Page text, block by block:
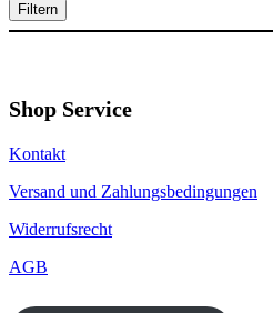
Filtern
Shop Service
Kontakt
Versand und Zahlungsbedingungen
Widerrufsrecht
AGB